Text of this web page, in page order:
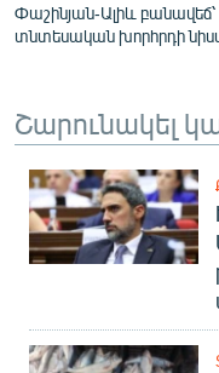
Փաշինյան-Ալիև
տնտեսական խորհրդի
Շարունակել